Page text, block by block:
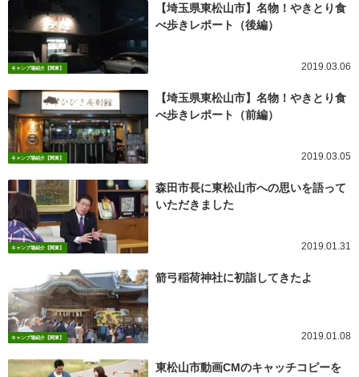
キャンプ場紹介【関東】
【埼玉県東松山市】名物！やきとり食
べ歩きレポート（後編）
2019.03.06
キャンプ場紹介【関東】
【埼玉県東松山市】名物！やきとり食
べ歩きレポート（前編）
2019.03.05
キャンプ場紹介【関東】
森田市長に東松山市への思いを語って
いただきました
2019.01.31
キャンプ場紹介【関東】
箭弓稲荷神社に初詣してきたよ
2019.01.08
東松山市動画CMのキャッチコピーを